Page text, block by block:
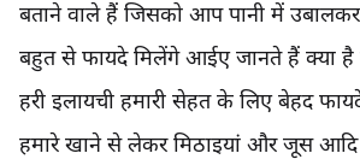
बताने वाले हैं जिसको आप पानी में
बहुत से फायदे मिलेंगे आईए जानते हैं क्या है
हरी इलायची हमारी सेहत के लिए बेहद
हमारे खाने से लेकर मिठाइयां और जूस आदि